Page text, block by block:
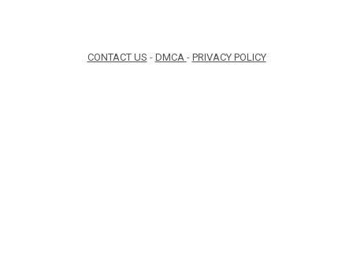
CONTACT US - DMCA - PRIVACY POLICY